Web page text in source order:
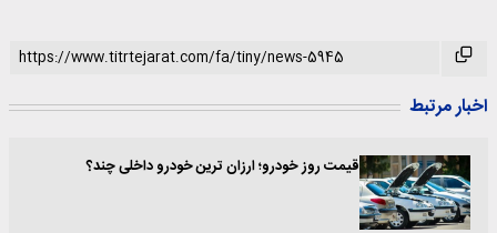
اخبار مرتبط
قیمت روز خودرو؛ ارزان ترین خودرو داخلی چند؟